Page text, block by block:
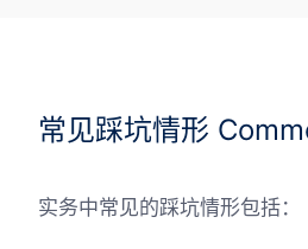
常见踩坑情形
实务中常见的踩坑情形包括：